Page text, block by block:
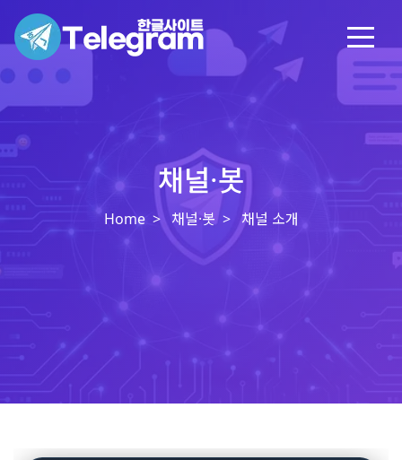
채널·봇
Home 채널·봇 채널 소개